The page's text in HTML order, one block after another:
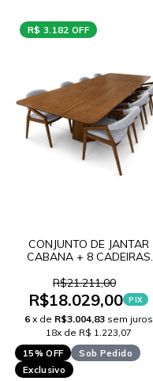
R$ 3.182 OFF
CONJUNTO DE JANTAR
CABANA + 8 CADEIRAS
R$21.211,00
R$18.029,00 PIX
6 x de R$3.004,83 sem juros
18x de R$ 1.223,07
15% OFF
Sob Pedido
Exclusivo